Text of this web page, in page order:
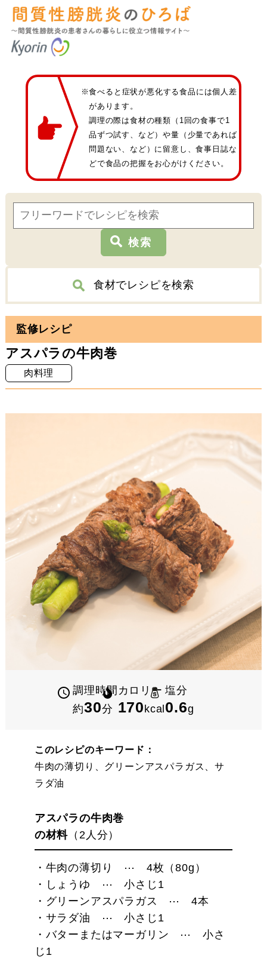
※食べると症状が悪化する食品には個人差
があります。
調理の際は食材の種類（1回の食事で1
品ずつ試す、など）や量（少量であれば
問題ない、など）に留意し、食事日誌な
どで食品の把握をお心がけください。
食材でレシピを検索
監修レシピ
アスパラの牛肉巻
肉料理
調理時間
約30分
カロリー
170 kcal
塩分
0.6g
このレシピのキーワード：
牛肉の薄切り、グリーンアスパラガス、サ
ラダ油
アスパラの牛肉巻
の材料 （2人分）
牛肉の薄切り
4枚（80g）
しょうゆ
小さじ1
グリーンアスパラガス
4本
サラダ油
小さじ1
バターまたはマーガリン
小さ
じ1